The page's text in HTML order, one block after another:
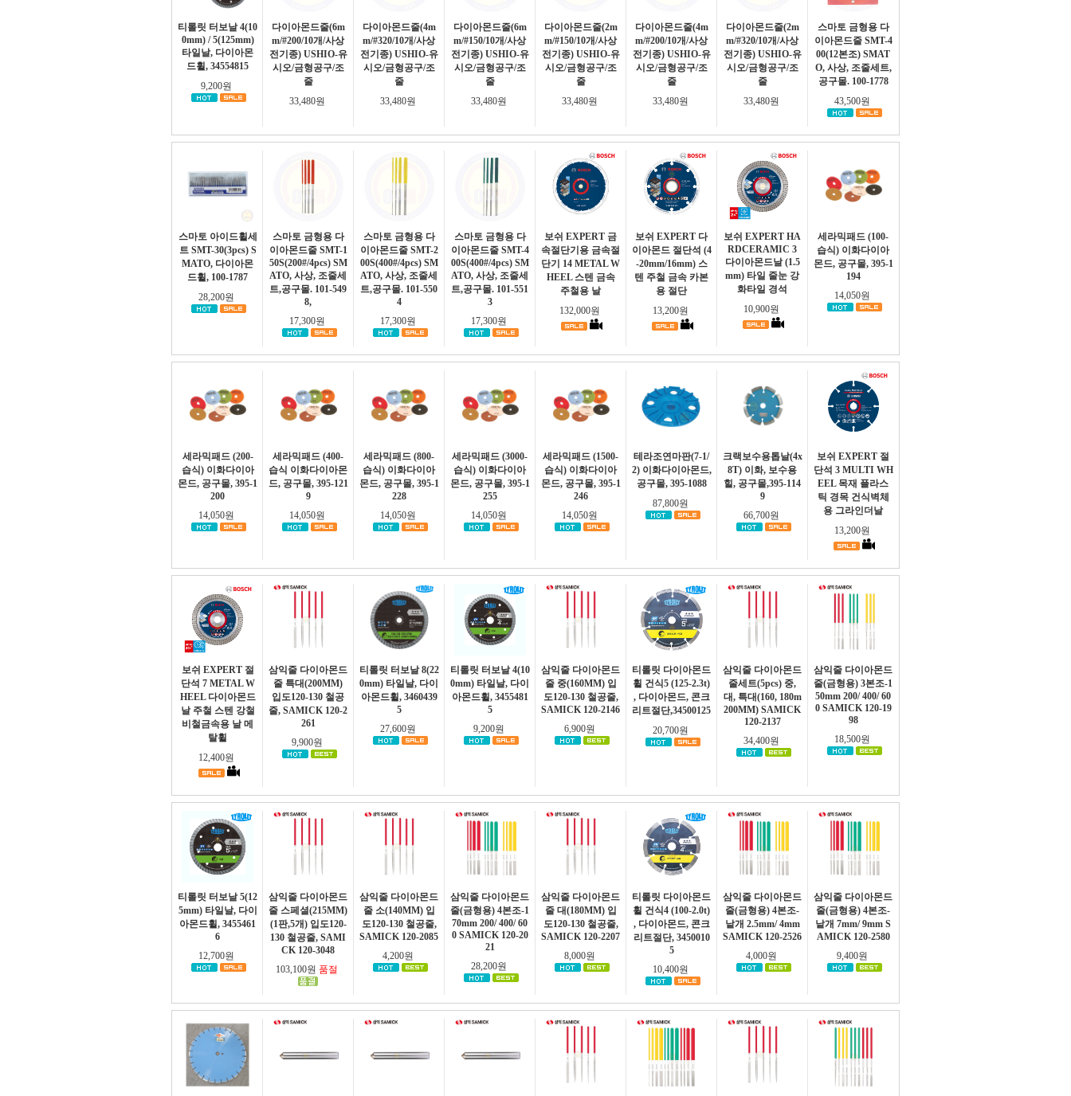
티롤릿 터보날 4(10
0mm) / 5(125mm)
타일날, 다이아몬
드휠, 34554815
9,200원
다이아몬드줄(6m
m/#200/10개/사상
전기종) USHIO-유
시오/금형공구/조
줄
33,480원
다이아몬드줄(4m
m/#320/10개/사상
전기종) USHIO-유
시오/금형공구/조
줄
33,480원
다이아몬드줄(6m
m/#150/10개/사상
전기종) USHIO-유
시오/금형공구/조
줄
33,480원
다이아몬드줄(2m
m/#150/10개/사상
전기종) USHIO-유
시오/금형공구/조
줄
33,480원
다이아몬드줄(4m
m/#200/10개/사상
전기종) USHIO-유
시오/금형공구/조
줄
33,480원
다이아몬드줄(2m
m/#320/10개/사상
전기종) USHIO-유
시오/금형공구/조
줄
33,480원
스마토 금형용 다
이아몬드줄 SMT-4
00(12본조) SMAT
O, 사상, 조줄세트,
공구몰. 100-1778
43,500원
스마토 아이드휠세
트 SMT-30(3pcs) S
MATO, 다이아몬
드휠, 100-1787
28,200원
스마토 금형용 다
이아몬드줄 SMT-1
50S(200#/4pcs) SM
ATO, 사상, 조줄세
트,공구몰. 101-549
8,
17,300원
스마토 금형용 다
이아몬드줄 SMT-2
00S(400#/4pcs) SM
ATO, 사상, 조줄세
트,공구몰. 101-550
4
17,300원
스마토 금형용 다
이아몬드줄 SMT-4
00S(400#/4pcs) SM
ATO, 사상, 조줄세
트,공구몰. 101-551
3
17,300원
보쉬 EXPERT 금
속절단기용 금속절
단기 14 METAL W
HEEL 스텐 금속
주철용 날
132,000원
보쉬 EXPERT 다
이아몬드 절단석 (4
-20mm/16mm) 스
텐 주철 금속 카본
용 절단
13,200원
보쉬 EXPERT HA
RDCERAMIC 3
다이아몬드날 (1.5
mm) 타일 줄눈 강
화타일 경석
10,900원
세라믹패드 (100-
습식) 이화다이아
몬드, 공구몰, 395-1
194
14,050원
세라믹패드 (200-
습식) 이화다이아
몬드, 공구몰, 395-1
200
14,050원
세라믹패드 (400-
습식 이화다이아몬
드, 공구몰, 395-121
9
14,050원
세라믹패드 (800-
습식) 이화다이아
몬드, 공구몰, 395-1
228
14,050원
세라믹패드 (3000-
습식) 이화다이아
몬드, 공구몰, 395-1
255
14,050원
세라믹패드 (1500-
습식) 이화다이아
몬드, 공구몰, 395-1
246
14,050원
테라조연마판(7-1/
2) 이화다이아몬드,
공구몰, 395-1088
87,800원
크랙보수용톱날(4x
8T) 이화, 보수용
힐, 공구몰,395-114
9
66,700원
보쉬 EXPERT 절
단석 3 MULTI WH
EEL 목재 플라스
틱 경목 건식벽체
용 그라인더날
13,200원
보쉬 EXPERT 절
단석 7 METAL W
HEEL 다이아몬드
날 주철 스텐 강철
비철금속용 날 메
탈휠
12,400원
삼익줄 다이아몬드
줄 특대(200MM)
입도120-130 철공
줄, SAMICK 120-2
261
9,900원
티롤릿 터보날 8(22
0mm) 타일날, 다이
아몬드휠, 3460439
5
27,600원
티롤릿 터보날 4(10
0mm) 타일날, 다이
아몬드휠, 3455481
5
9,200원
삼익줄 다이아몬드
줄 중(160MM) 입
도120-130 철공줄,
SAMICK 120-2146
6,900원
티롤릿 다이아몬드
휠 건식5 (125-2.3t)
, 다이아몬드, 콘크
리트절단,34500125
20,700원
삼익줄 다이아몬드
줄세트(5pcs) 중,
대, 특대(160, 180m
200MM) SAMICK
120-2137
34,400원
삼익줄 다이아몬드
줄(금형용) 3본조-1
50mm 200/ 400/ 60
0 SAMICK 120-19
98
18,500원
티롤릿 터보날 5(12
5mm) 타일날, 다이
아몬드휠, 3455461
6
12,700원
삼익줄 다이아몬드
줄 스페셜(215MM)
(1판,5개) 입도120-
130 철공줄, SAMI
CK 120-3048
103,100원 품절
삼익줄 다이아몬드
줄 소(140MM) 입
도120-130 철공줄,
SAMICK 120-2085
4,200원
삼익줄 다이아몬드
줄(금형용) 4본조-1
70mm 200/ 400/ 60
0 SAMICK 120-20
21
28,200원
삼익줄 다이아몬드
줄 대(180MM) 입
도120-130 철공줄,
SAMICK 120-2207
8,000원
티롤릿 다이아몬드
휠 건식4 (100-2.0t)
, 다이아몬드, 콘크
리트절단, 3450010
5
10,400원
삼익줄 다이아몬드
줄(금형용) 4본조-
낱개 2.5mm/ 4mm
SAMICK 120-2526
4,000원
삼익줄 다이아몬드
줄(금형용) 4본조-
낱개 7mm/ 9mm S
AMICK 120-2580
9,400원